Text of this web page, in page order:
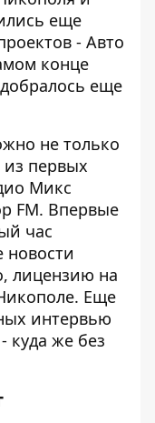
еще
- Авто
конце
еще
не только
первых
Микс
FM. Впервые
час
новости
лицензию на
Еще
интервью
куда же без